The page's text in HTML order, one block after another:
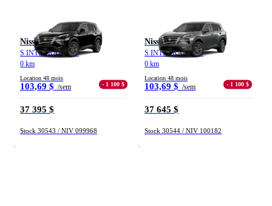
Marques
Nissan
Modèles
Nissan Rogue
S INTÉGRAL 2026
0 km
Location 48 mois
103,69 $ /sem - 1 100 $
37 395 $
Stock 30543 / NIV 099968
Nissan Rogue
S INTÉGRAL 2026
0 km
Location 48 mois
103,69 $ /sem - 1 100 $
37 645 $
Stock 30544 / NIV 100182